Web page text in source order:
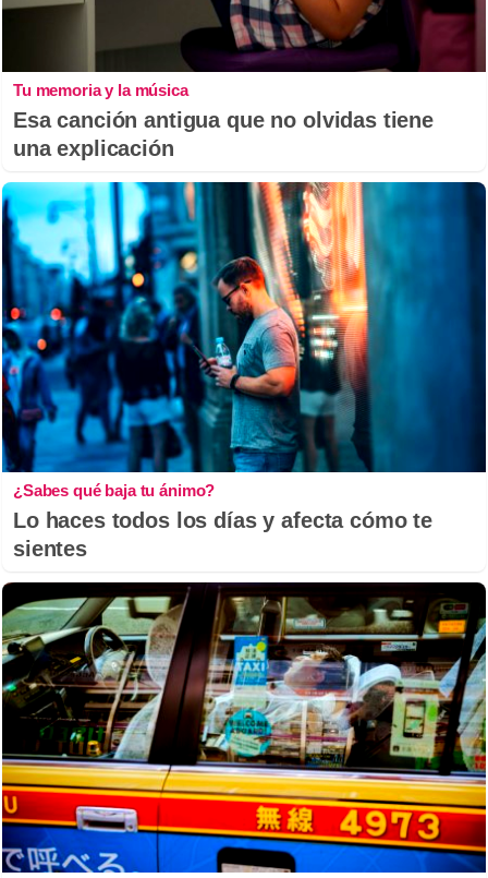
Tu memoria y la música
Esa canción antigua que no olvidas tiene
una explicación
¿Sabes qué baja tu ánimo?
Lo haces todos los días y afecta cómo te
sientes